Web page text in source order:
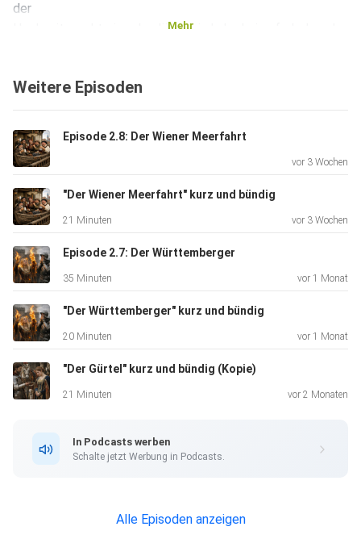
der
Hochzeitsnacht einreden lässt, sie habe keine fud, aber der
ist,
Über Kommentare oder Feedback an
unerhoertes.mittelalter@gmail.com oder auf
Instagram (unerhoertes_mittelalter) freuen wir
Mehr
Weitere Episoden
Episode 2.8: Der Wiener Meerfahrt
vor 3 Wochen
"Der Wiener Meerfahrt" kurz und bündig
21 Minuten vor 3 Wochen
Episode 2.7: Der Württemberger
35 Minuten vor 1 Monat
"Der Württemberger" kurz und bündig
20 Minuten vor 1 Monat
"Der Gürtel" kurz und bündig (Kopie)
21 Minuten vor 2 Monaten
In Podcasts werben
Schalte jetzt Werbung in Podcasts.
Alle Episoden anzeigen